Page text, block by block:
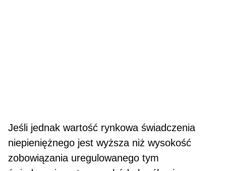
Jeśli jednak wartość rynkowa świadczenia
niepieniężnego jest wyższa niż wysokość
zobowiązania uregulo­wanego tym